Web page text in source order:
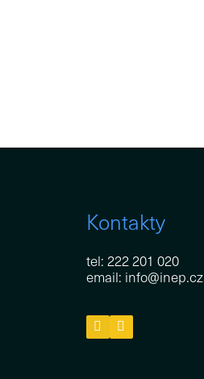
Kontakty
tel: 222 201 020
email: info@inep.cz